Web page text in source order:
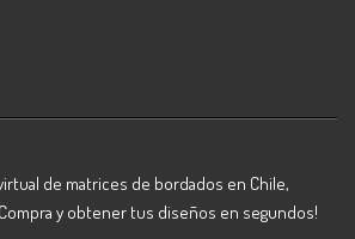
de matrices de bordados en Chile,
y obtener tus diseños en segundos!